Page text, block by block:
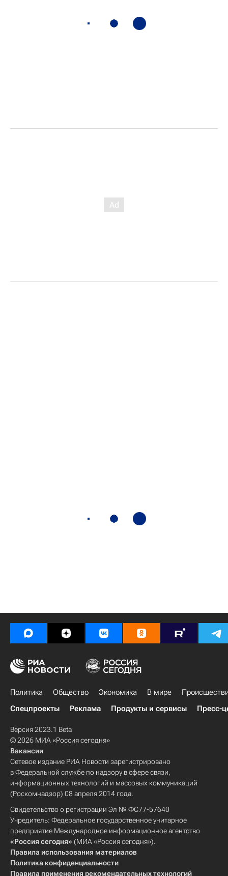
Политика Общество Экономика В мире
Спецпроекты
Реклама Продукты и сервисы Пресс-
Версия 2023.1 Beta
© 2026 МИА «Россия сегодня»
Вакансии
Сетевое издание РИА Новости зарегистрировано
в Федеральной службе по надзору в сфере связи,
информационных технологий и массовых коммуникаций
(Роскомнадзор) 08 апреля 2014 года.
Свидетельство о регистрации Эл № ФС77-57640
Учредитель: Федеральное государственное унитарное
предприятие Международное информационное агентство
«Россия сегодня» (МИА «Россия сегодня»).
Правила использования материалов
Политика конфиденциальности
Правила применения рекомендательных технологий